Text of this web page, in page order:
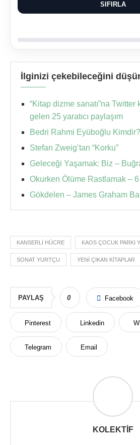
SIFIRLA
İlginizi çekebileceğini
“Kitap dizme sanatı”na Twitter
gelen 25 yaratıcı paylaşım
Bedri Rahmi Eyüboğlu Kimdir?
Stefan Zweig’tan “Korku”
Geleceği Yaşamak: Biz –
Okurken Ölüme Rastlamak – 6
Gökdelen – James Graham
KANSERLI HÜCRE KAOS ÇOCUK PARKI
SONAT YURTÇU YENI ÇIKAN KITAPLAR
PAYLAŞ 0 Facebook
Pinterest Linkedin
Telegram Email
KOLEKTIF